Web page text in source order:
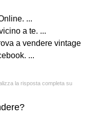
...
a te. ...
a vendere vintage
...
la risposta completa su